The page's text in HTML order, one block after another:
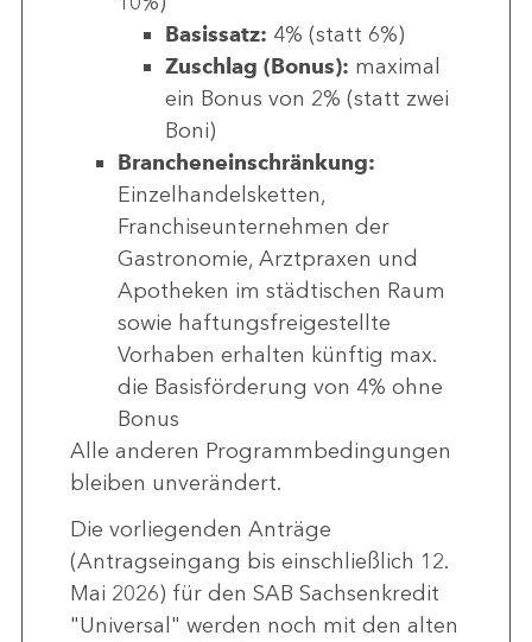
Basissatz: 4% (statt 6%)
Zuschlag (Bonus): maximal
ein Bonus von 2% (statt zwei
Boni)
Brancheneinschränkung:
Einzelhandelsketten,
Franchiseunternehmen der
Gastronomie, Arztpraxen und
Apotheken im städtischen Raum
sowie haftungsfreigestellte
Vorhaben erhalten künftig max.
die Basisförderung von 4% ohne
Bonus
Alle anderen Programmbedingungen
bleiben unverändert.
Die vorliegenden Anträge
(Antragseingang bis einschließlich 12.
Mai 2026) für den SAB Sachsenkredit
"Universal" werden noch mit den alten